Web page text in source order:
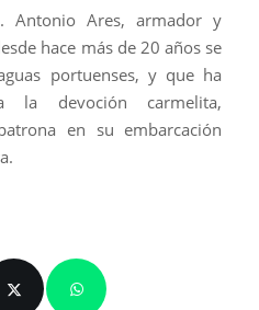
Antonio Ares, armador y
hace más de 20 años se
portuenses, y que ha
devoción carmelita,
en su embarcación